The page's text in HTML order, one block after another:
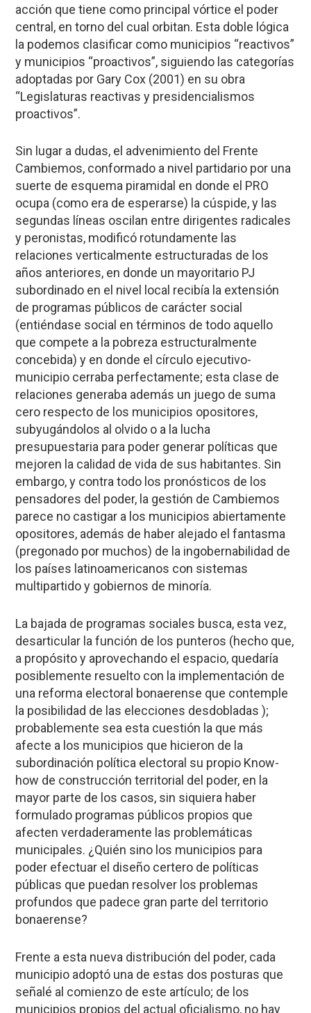
acción que tiene como principal vórtice el poder
central, en torno del cual orbitan. Esta doble lógica
la podemos clasificar como municipios “reactivos”
y municipios “proactivos”, siguiendo las categorías
adoptadas por Gary Cox (2001) en su obra
“Legislaturas reactivas y presidencialismos
proactivos”.
Sin lugar a dudas, el advenimiento del Frente
Cambiemos, conformado a nivel partidario por una
suerte de esquema piramidal en donde el PRO
ocupa (como era de esperarse) la cúspide, y las
segundas líneas oscilan entre dirigentes radicales
y peronistas, modificó rotundamente las
relaciones verticalmente estructuradas de los
años anteriores, en donde un mayoritario PJ
subordinado en el nivel local recibía la extensión
de programas públicos de carácter social
(entiéndase social en términos de todo aquello
que compete a la pobreza estructuralmente
concebida) y en donde el círculo ejecutivo-
municipio cerraba perfectamente; esta clase de
relaciones generaba además un juego de suma
cero respecto de los municipios opositores,
subyugándolos al olvido o a la lucha
presupuestaria para poder generar políticas que
mejoren la calidad de vida de sus habitantes. Sin
embargo, y contra todo los pronósticos de los
pensadores del poder, la gestión de Cambiemos
parece no castigar a los municipios abiertamente
opositores, además de haber alejado el fantasma
(pregonado por muchos) de la ingobernabilidad de
los países latinoamericanos con sistemas
multipartido y gobiernos de minoría.
La bajada de programas sociales busca, esta vez,
desarticular la función de los punteros (hecho que,
a propósito y aprovechando el espacio, quedaría
posiblemente resuelto con la implementación de
una reforma electoral bonaerense que contemple
la posibilidad de las elecciones desdobladas );
probablemente sea esta cuestión la que más
afecte a los municipios que hicieron de la
subordinación política electoral su propio Know-
how de construcción territorial del poder, en la
mayor parte de los casos, sin siquiera haber
formulado programas públicos propios que
afecten verdaderamente las problemáticas
municipales. ¿Quién sino los municipios para
poder efectuar el diseño certero de políticas
públicas que puedan resolver los problemas
profundos que padece gran parte del territorio
bonaerense?
Frente a esta nueva distribución del poder, cada
municipio adoptó una de estas dos posturas que
señalé al comienzo de este artículo; de los
municipios propios del actual oficialismo, no hay